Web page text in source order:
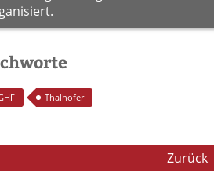
Thalhofer
Zurück